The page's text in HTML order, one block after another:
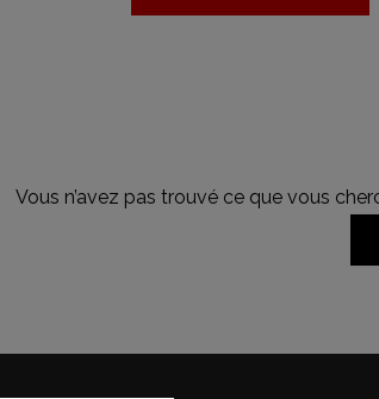
Vous n’avez pas trouvé ce que vous